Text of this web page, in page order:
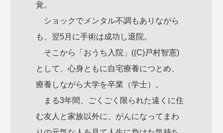
覚。
ショックでメンタル不調もありながら
も、翌5月に手術は成功し退院。
そこから「おうち入院」((C)戸村智憲)
として、心身ともに自宅療養につとめ、
療養しながら大学を卒業（学士）。
まる3年間、ごくごく限られた遠くに住
む友人と家族以外に、がんになってまわ